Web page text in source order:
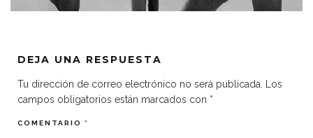
DEJA UNA RESPUESTA
Tu dirección de correo electrónico no será publicada.
Los
campos obligatorios están marcados con *
COMENTARIO *